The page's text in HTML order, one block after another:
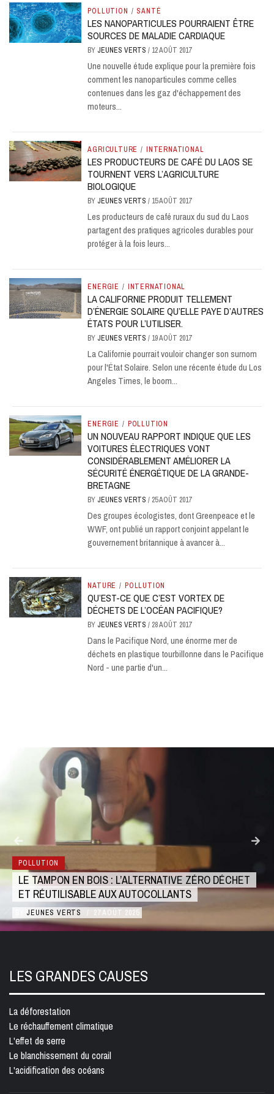
POLLUTION / SANTÉ
LES NANOPARTICULES POURRAIENT ÊTRE
SOURCES DE MALADIE CARDIAQUE
BY JEUNES VERTS/ 12 AOÛT 2017
Une nouvelle étude explique pour la première fois
comment les nanoparticules comme celles
contenues dans les gaz d'échappement des
moteurs...
AGRICULTURE / INTERNATIONAL
LES PRODUCTEURS DE CAFÉ DU LAOS SE
TOURNENT VERS L’AGRICULTURE
BIOLOGIQUE
BY JEUNES VERTS/ 15 AOÛT 2017
Les producteurs de café ruraux du sud du Laos
partagent des pratiques agricoles durables pour
protéger à la fois leurs...
ENERGIE / INTERNATIONAL
LA CALIFORNIE PRODUIT TELLEMENT
D’ÉNERGIE SOLAIRE QU’ELLE PAYE D’AUTRES
ÉTATS POUR L’UTILISER.
BY JEUNES VERTS/ 19 AOÛT 2017
La Californie pourrait vouloir changer son surnom
pour l'État Solaire. Selon une récente étude du Los
Angeles Times, le boom...
ENERGIE / POLLUTION
UN NOUVEAU RAPPORT INDIQUE QUE LES
VOITURES ÉLECTRIQUES VONT
CONSIDÉRABLEMENT AMÉLIORER LA
SÉCURITÉ ÉNERGÉTIQUE DE LA GRANDE-
BRETAGNE
BY JEUNES VERTS/ 25 AOÛT 2017
Des groupes écologistes, dont Greenpeace et le
WWF, ont publié un rapport conjoint appelant le
gouvernement britannique à avancer à...
NATURE / POLLUTION
QU’EST-CE QUE C’EST VORTEX DE
DÉCHETS DE L’OCÉAN PACIFIQUE?
BY JEUNES VERTS/ 28 AOÛT 2017
Dans le Pacifique Nord, une énorme mer de
déchets en plastique tourbillonne dans le Pacifique
Nord - une partie d'un...
ANIMAUX &NBSP NATURE
PLONGÉE AVEC LES REQUINS AU MOZAMBIQUE
JEUNES VERTS / 16 OCTOBRE 2024
LES GRANDES CAUSES
La déforestation
Le réchauffement climatique
L'effet de serre
Le blanchissement du corail
L'acidification des océans